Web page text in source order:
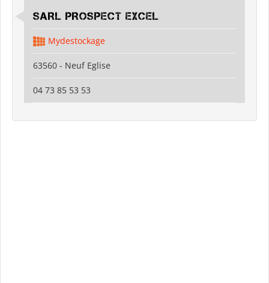
SARL PROSPECT EXCEL
Mydestockage
63560 - Neuf Eglise
04 73 85 53 53